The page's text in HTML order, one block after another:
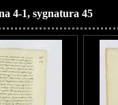
4-1, sygnatura 45